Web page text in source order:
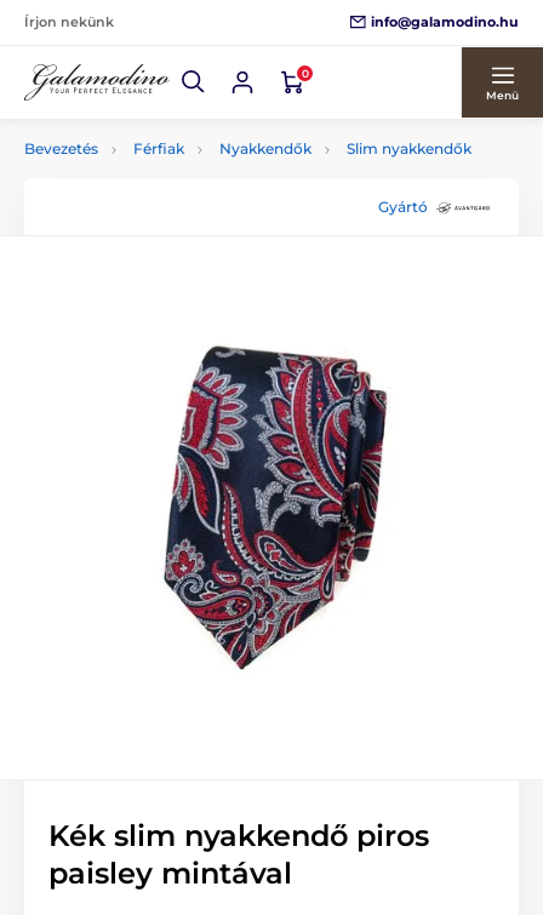
Írjon nekünk info@galamodino.hu
0
Menü
Bevezetés Férfiak Nyakkendők Slim nyakkendők
Gyártó
Kék slim nyakkendő piros
paisley mintával